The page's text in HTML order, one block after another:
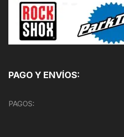
PAGO Y ENVÍOS:
PAGOS: